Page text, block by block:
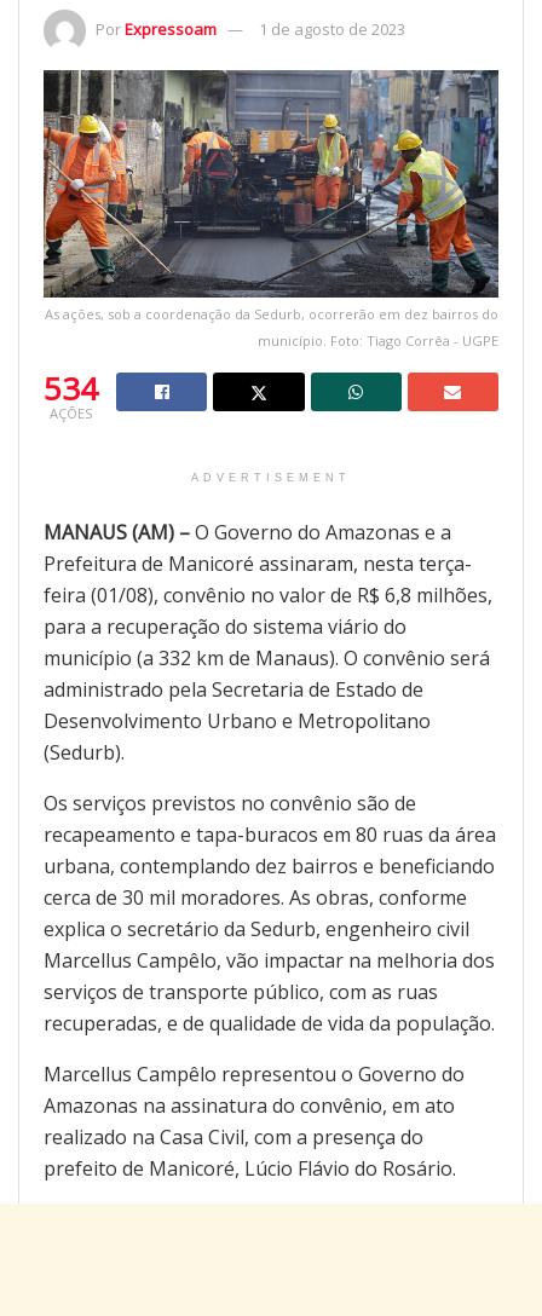
PorExpressoam 1 de agosto de 2023
As ações, sob a coordenação da Sedurb, ocorrerão em dez bairros do
município. Foto: Tiago Corrêa - UGPE
534
AÇÕES
ADVERTISEMENT
MANAUS (AM) –O Governo do Amazonas e a
Prefeitura de Manicoré assinaram, nesta terça-
feira (01/08), convênio no valor de R$ 6,8 milhões,
para a recuperação do sistema viário do
município (a 332 km de Manaus). O convênio será
administrado pela Secretaria de Estado de
Desenvolvimento Urbano e Metropolitano
(Sedurb).
Os serviços previstos no convênio são de
recapeamento e tapa-buracos em 80 ruas da área
urbana, contemplando dez bairros e beneficiando
cerca de 30 mil moradores. As obras, conforme
explica o secretário da Sedurb, engenheiro civil
Marcellus Campêlo, vão impactar na melhoria dos
serviços de transporte público, com as ruas
recuperadas, e de qualidade de vida da população.
Marcellus Campêlo representou o Governo do
Amazonas na assinatura do convênio, em ato
realizado na Casa Civil, com a presença do
prefeito de Manicoré, Lúcio Flávio do Rosário.